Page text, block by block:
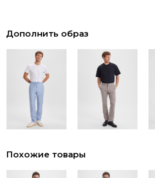
Дополнить образ
Похожие товары